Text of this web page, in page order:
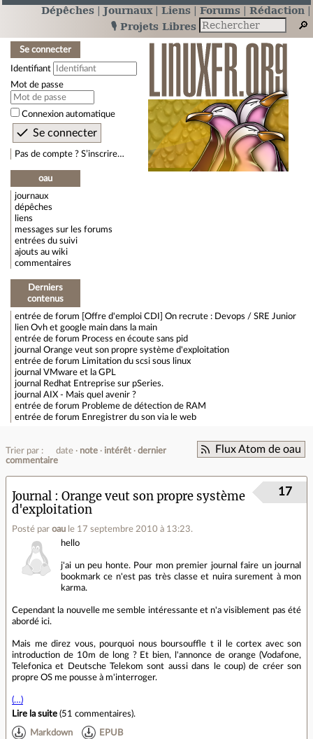
Dépêches Journaux Liens Forums
Rédaction
🎙️ Projets Libres
Se connecter
Identifiant
Mot de passe
Connexion automatique
Pas de compte ? S’inscrire…
oau
journaux
dépêches
liens
messages sur les forums
entrées du suivi
ajouts au wiki
commentaires
Derniers
contenus
entrée de forum
[Offre d'emploi CDI] On recrute : Devops / SRE Junior
lien Ovh et google main dans la main
entrée de forum Process en écoute sans pid
journal Orange veut son propre système d'exploitation
entrée de forum
Limitation du scsi sous linux
journal VMware et la GPL
journal
Redhat Entreprise sur pSeries.
journal AIX - Mais quel avenir ?
entrée de forum Probleme de détection de RAM
entrée de forum Enregistrer du son via le web
Flux Atom de oau
Trier par : date note intérêt
dernier
commentaire
Journal
Orange veut son propre système
d'exploitation
Posté par oau le 17 septembre 2010 à 13:23.
17
hello
j'ai un peu honte. Pour mon premier journal faire un journal
bookmark ce n'est pas très classe et nuira surement à mon
karma.
Cependant la nouvelle me semble intéressante et n'a visiblement pas été
abordé ici.
Mais me direz vous, pourquoi nous boursouffle t il le cortex avec son
introduction de 10m de long ? Et bien, l'annonce de orange (Vodafone,
Telefonica et Deutsche Telekom sont aussi dans le coup) de créer son
propre OS me pousse à m'interroger.
(…)
Lire la suite (51 commentaires).
Markdown EPUB